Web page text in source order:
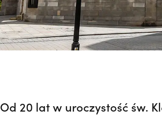
Od 20 lat w uroczystość św.